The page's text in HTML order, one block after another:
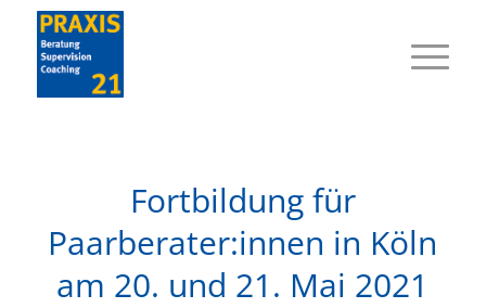
Fortbildung für
Paarberater:innen in Köln
am 20. und 21. Mai 2021